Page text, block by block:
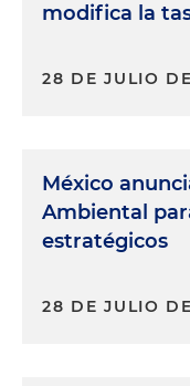
modifica la
28 DE JULIO
México
Ambiental
estratégicos
28 DE JULIO